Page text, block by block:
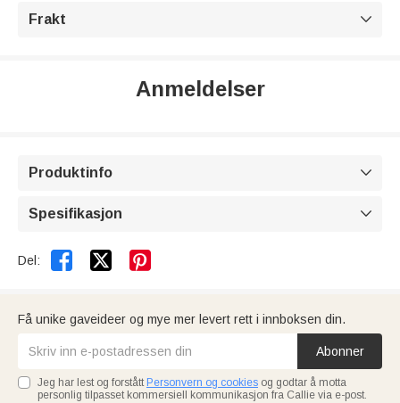
Frakt 
Anmeldelser
Produktinfo 
Spesifikasjon 
Del:  
Få unike gaveideer og mye mer levert rett i innboksen din.
Abonner
Jeg har lest og forstått Personvern og cookies og godtar å motta
personlig tilpasset kommersiell kommunikasjon fra Callie via e-post.